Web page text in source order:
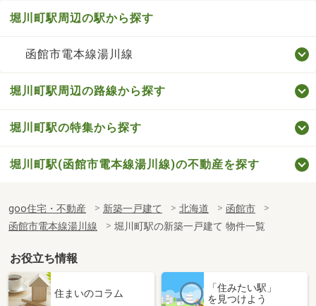
堀川町駅周辺の駅から探す
函館市電本線湯川線
堀川町駅周辺の路線から探す
堀川町駅の特集から探す
堀川町駅(函館市電本線湯川線)の不動産を探す
goo住宅・不動産 新築一戸建て 北海道
函館市
函館市電本線湯川線
堀川町駅の新築一戸建て 物件一覧
お役立ち情報
住まいのコラム
「住みたい駅」
を見つけよう